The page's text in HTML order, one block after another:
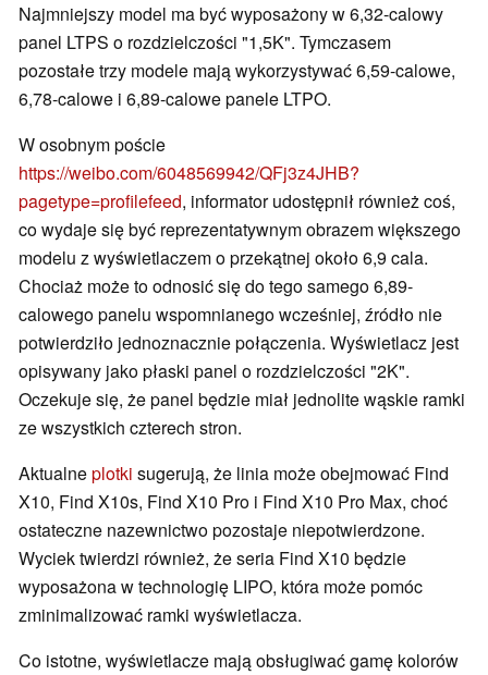
Najmniejszy model ma być wyposażony w 6,32-calowy
panel LTPS o rozdzielczości "1,5K". Tymczasem
pozostałe trzy modele mają wykorzystywać 6,59-calowe,
6,78-calowe i 6,89-calowe panele LTPO.
W osobnym poście
https://weibo.com/6048569942/QFj3z4JHB?
pagetype=profilefeed, informator udostępnił również coś,
co wydaje się być reprezentatywnym obrazem większego
modelu z wyświetlaczem o przekątnej około 6,9 cala.
Chociaż może to odnosić się do tego samego 6,89-
calowego panelu wspomnianego wcześniej, źródło nie
potwierdziło jednoznacznie połączenia. Wyświetlacz jest
opisywany jako płaski panel o rozdzielczości "2K".
Oczekuje się, że panel będzie miał jednolite wąskie ramki
ze wszystkich czterech stron.
Aktualneplotki sugerują, że linia może obejmować Find
X10, Find X10s, Find X10 Pro i Find X10 Pro Max, choć
ostateczne nazewnictwo pozostaje niepotwierdzone.
Wyciek twierdzi również, że seria Find X10 będzie
wyposażona w technologię LIPO, która może pomóc
zminimalizować ramki wyświetlacza.
Co istotne, wyświetlacze mają obsługiwać gamę kolorów